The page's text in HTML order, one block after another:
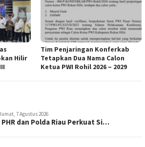
Hilir
Tim Penjaringan Konferkab
Tetapkan Dua Nama Calon
Ketua PWI Rohil 2026 – 2029
7 Agustus 2026
PHR dan Polda Riau Perkuat Si…